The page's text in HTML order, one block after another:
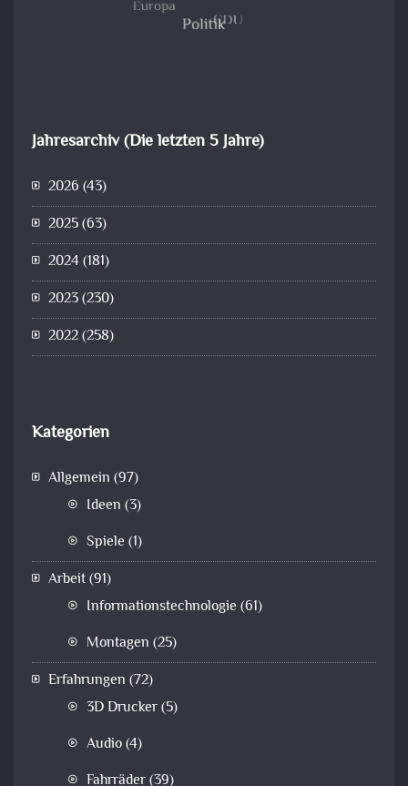
Jahresarchiv (Die letzten 5 Jahre)
2026 (43)
2025(63)
2024(181)
2023(230)
2022(258)
Kategorien
Allgemein (97)
Ideen (3)
Spiele (1)
Arbeit(91)
Informationstechnologie (61)
Montagen (25)
Erfahrungen (72)
3D Drucker(5)
Audio(4)
Fahrräder(39)